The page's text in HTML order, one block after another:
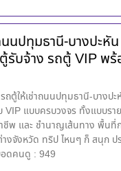
นปทุมธานี-บางปะหัน
รับจ้าง รถตู้ VIP พ
ถตู้ให้เช่าถนนปทุมธานี-บางปะ
แบบครบวงจร ทั้งแบบรา
ชีพ และ ชำนาญเส้นทาง พื้นที่
จังหวัด ทริป ไหนๆ ก็ สนุก ปร
อดคนดู : 949